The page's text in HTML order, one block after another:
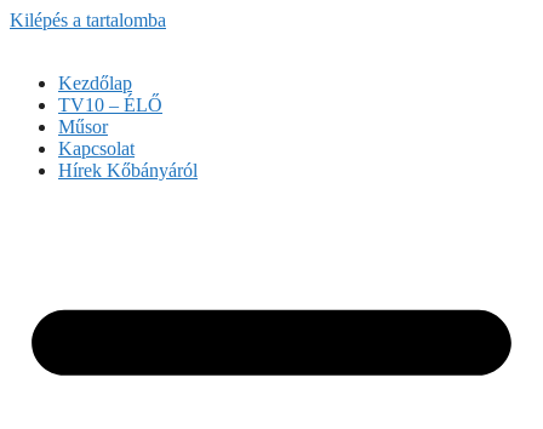
Kilépés a tartalomba
Kezdőlap
TV10 – ÉLŐ
Műsor
Kapcsolat
Hírek Kőbányáról